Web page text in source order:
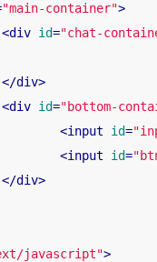
"main-container">
<div id="chat-
</div>
<div id="bottom-
<input id=
<input id=
</div>
javascript">